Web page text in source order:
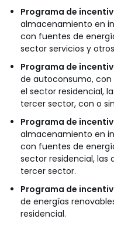
Programa de
almacenamiento en
con fuentes de
sector servicios y
Programa de
de autoconsumo,
el sector residencial,
tercer sector, con o
Programa de
almacenamiento en
con fuentes de
sector residencial, las
tercer sector.
Programa de
de energías
residencial.